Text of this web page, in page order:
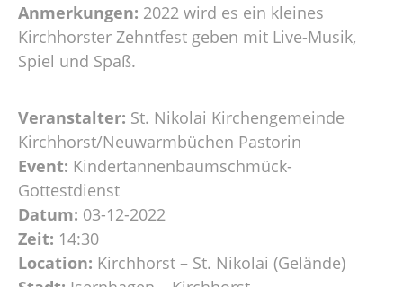
Anmerkungen: 2022 wird es ein kleines
Kirchhorster Zehntfest geben mit Live-Musik,
Spiel und Spaß.
Veranstalter: St. Nikolai Kirchengemeinde
Kirchhorst/Neuwarmbüchen Pastorin
Event: Kindertannenbaumschmück-
Gottestdienst
Datum: 03-12-2022
Zeit: 14:30
Location: Kirchhorst – St. Nikolai (Gelände)